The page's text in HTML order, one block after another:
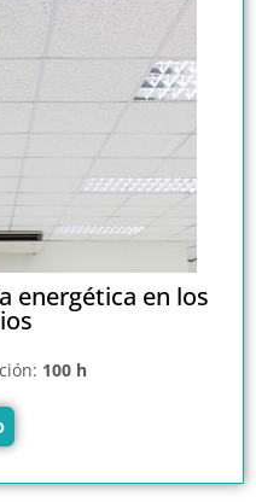
energética en los
100 h